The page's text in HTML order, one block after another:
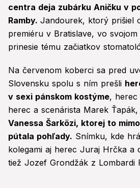
centra deja zubárku Aničku v
Ramby. Jandourek, ktorý prišiel
premiéru v Bratislave, vo
prinesie tému začiatkov
Na červenom koberci sa pred
Slovensku spolu s ním prešli
v sexi pánskom kostýme, herec
herec a scenárista Marek
Vanessa Šarközi, ktorej to
pútala pohľady. Snímku, kde
kolegami aj herec Juraj Hrčka a
tiež Jozef Grondžák z Lombardi